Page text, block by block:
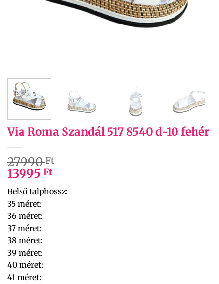
Via Roma Szandál 517 8540 d-10 fehér
27990Ft
13995 Ft
Belső talphossz:
35 méret:
36 méret:
37 méret:
38 méret:
39 méret:
40 méret:
41 méret: